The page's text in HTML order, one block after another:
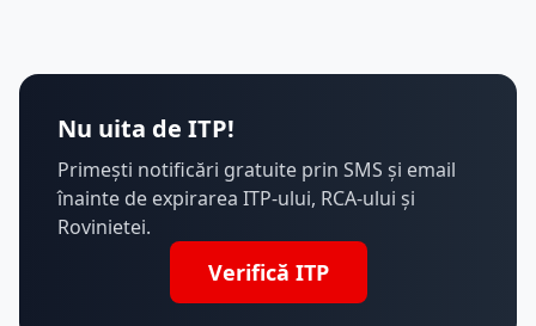
Nu uita de ITP!
Primești notificări gratuite prin SMS și email
înainte de expirarea ITP-ului, RCA-ului și
Rovinietei.
Verifică ITP